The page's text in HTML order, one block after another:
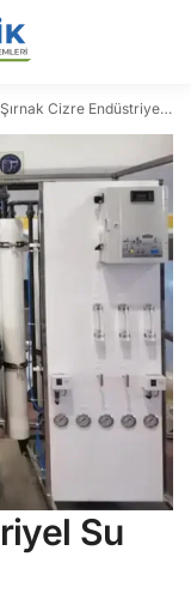
Şırnak Cizre Endüstriyel Su Arıtma
Su